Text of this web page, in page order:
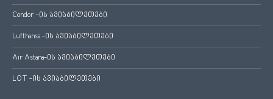
Condor -ის ავიაბილეთები
Lufthansa -ის ავიაბილეთები
Air Astana-ის ავიაბილეთები
LOT -ის ავიაბილეთები